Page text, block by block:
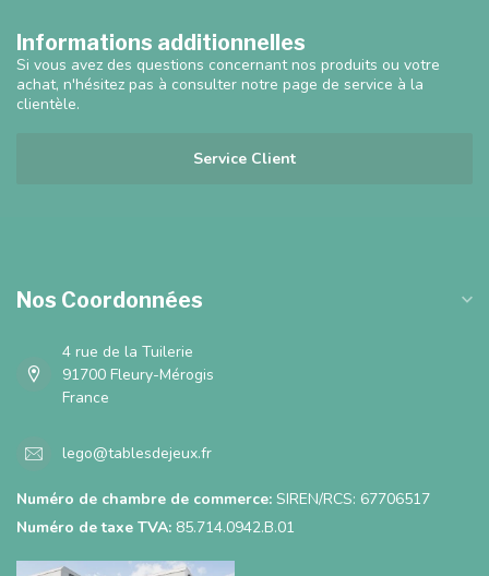
Informations additionnelles
Si vous avez des questions concernant nos produits ou votre
achat, n'hésitez pas à consulter notre page de service à la
clientèle.
Service Client
Nos Coordonnées
4 rue de la Tuilerie
91700 Fleury-Mérogis
France
lego@tablesdejeux.fr
Numéro de chambre de commerce: SIREN/RCS: 67706517
Numéro de taxe TVA: 85.714.0942.B.01